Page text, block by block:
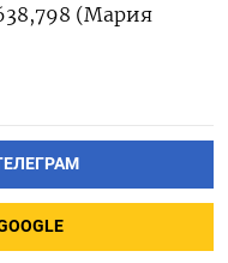
(Мария